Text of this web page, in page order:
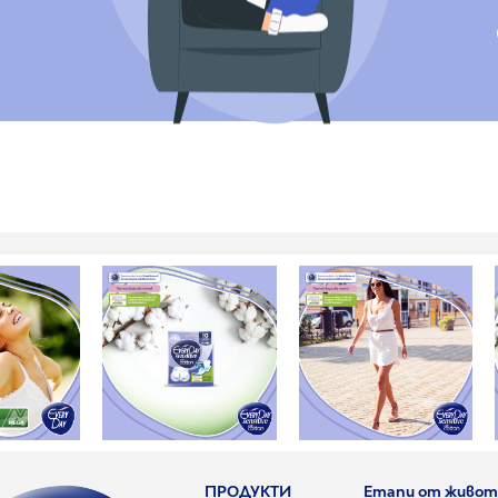
ПРОДУКТИ Етапи от